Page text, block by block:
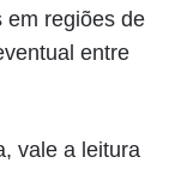
em regiões de
entre
vale a leitura